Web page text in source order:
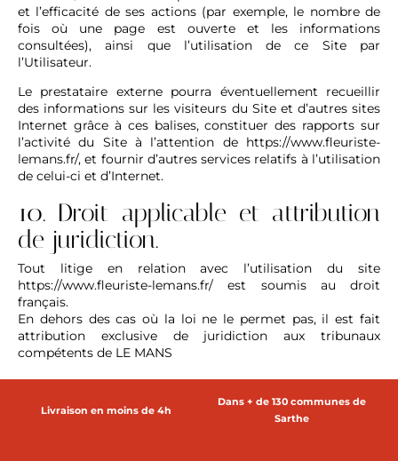
et l’efficacité de ses actions (par exemple, le nombre de
fois où une page est ouverte et les informations
consultées), ainsi que l’utilisation de ce Site par
l’Utilisateur.
Le prestataire externe pourra éventuellement recueillir
des informations sur les visiteurs du Site et d’autres sites
Internet grâce à ces balises, constituer des rapports sur
l’activité du Site à l’attention de https://www.fleuriste-
lemans.fr/, et fournir d’autres services relatifs à l’utilisation
de celui-ci et d’Internet.
10. Droit applicable et attribution
de juridiction.
Tout litige en relation avec l’utilisation du site
https://www.fleuriste-lemans.fr/ est soumis au droit
français.
En dehors des cas où la loi ne le permet pas, il est fait
attribution exclusive de juridiction aux tribunaux
compétents de LE MANS
Livraison en moins de 4h
Dans + de 130 communes de
Sarthe